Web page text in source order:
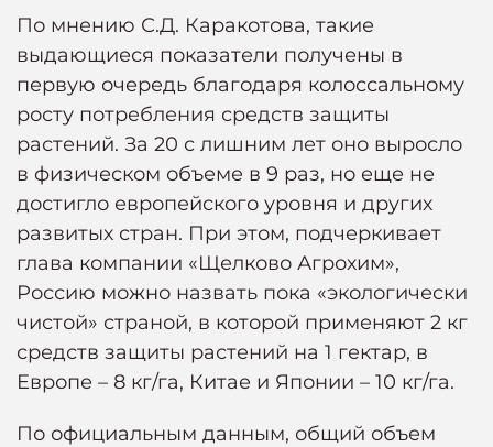
По мнению С.Д. Каракотова, такие
выдающиеся показатели получены в
первую очередь благодаря колоссальному
росту потребления средств защиты
растений. За 20 с лишним лет оно выросло
в физическом объеме в 9 раз, но еще не
достигло европейского уровня и других
развитых стран. При этом, подчеркивает
глава компании «Щелково Агрохим»,
Россию можно назвать пока «экологически
чистой» страной, в которой применяют 2 кг
средств защиты растений на 1 гектар, в
Европе – 8 кг/га, Китае и Японии – 10 кг/га.
По официальным данным, общий объем